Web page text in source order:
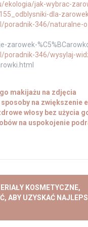
ekologia/jak-wybrac-
dla-
poradnik-346/naturalne-o
zarowek-
poradnik-346/wysylaj-
makijażu na zdjęcia
sposoby na zwiększenie
włosy bez użycia
na uspokojenie
KOSMETYCZNE,
ABY UZYSKAĆ